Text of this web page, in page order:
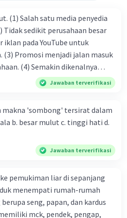
Tidak sedikit perusahaan besar
pada YouTube untuk
semakin besar pula peluang
tepat agar
adalah .... A. (1)-(2)-(3)-
(4)-(2)
Jawaban terverifikasi
makna 'sombong' tersirat dalam
Jawaban terverifikasi
pemukiman liar di sepanjang
menempati rumah-rumah
seng, papan, dan kardus
mck, pendek, pengap,